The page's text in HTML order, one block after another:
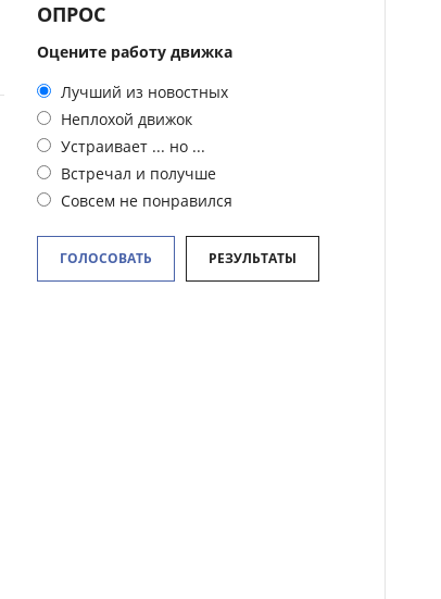
ОПРОС
Оцените работу движка
Лучший из новостных
Неплохой движок
Устраивает ... но ...
Встречал и получше
Совсем не понравился
ГОЛОСОВАТЬ РЕЗУЛЬТАТЫ